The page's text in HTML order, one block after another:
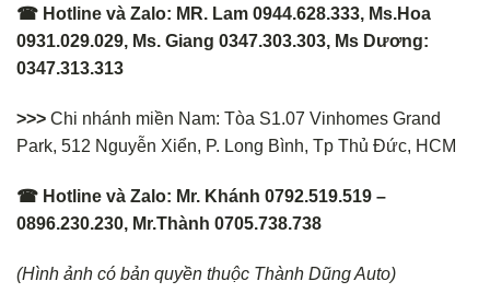
☎ Hotline và Zalo: MR. Lam 0944.628.333, Ms.Hoa
0931.029.029, Ms. Giang 0347.303.303, Ms Dương:
0347.313.313
>>> Chi nhánh miền Nam: Tòa S1.07 Vinhomes Grand
Park, 512 Nguyễn Xiển, P. Long Bình, Tp Thủ Đức, HCM
☎ Hotline và Zalo: Mr. Khánh 0792.519.519 –
0896.230.230, Mr.Thành 0705.738.738
(Hình ảnh có bản quyền thuộc Thành Dũng Auto)